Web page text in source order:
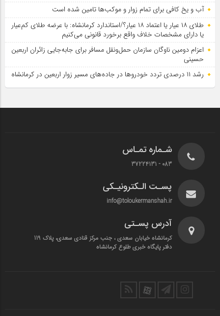
آب و یخ کافی برای تمام زوار و موکب‌ها تامین شده است
طلای ۱۸ عیار یا اعتماد ۱۸ عیار؟/استاندارد کرمانشاه: با عرضه طلای کم‌عیار
یا دارای مشخصات خلاف واقع برخورد قانونی می‌کنیم
اعزام دومین ناوگان سازمان حمل‌ونقل مسافر برای جابه‌جایی زائران اربعین
حسینی
رشد ۱۱ درصدی تردد خودروها در جاده‌های مسیر زوار اربعین در کرمانشاه
شـماره تمـاس
083 - 37224131
پسـت الـکترونیـکی
info@toloukermanshah.ir
آدرس پسـتی
کرمانشاه خیابان سعدی ، جنب مرکز قنادی سعدی، پلاک 119
دفتر پایگاه خبری طلوع کرمانشاه